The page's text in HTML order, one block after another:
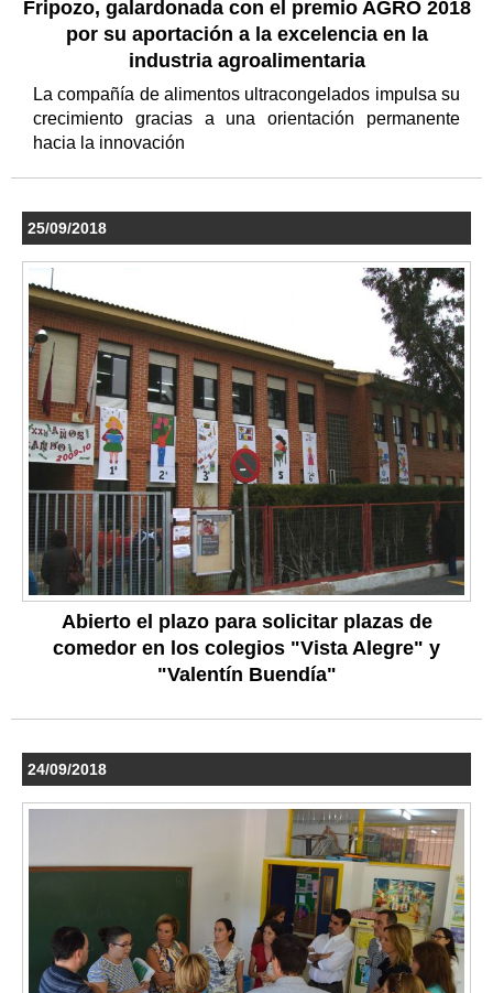
Fripozo, galardonada con el premio AGRO 2018
por su aportación a la excelencia en la
industria agroalimentaria
La compañía de alimentos ultracongelados impulsa su
crecimiento gracias a una orientación permanente
hacia la innovación
25/09/2018
Abierto el plazo para solicitar plazas de
comedor en los colegios "Vista Alegre" y
"Valentín Buendía"
24/09/2018